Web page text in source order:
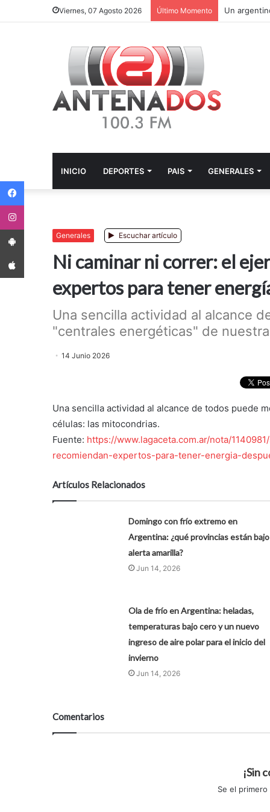
Viernes, 07 Agosto 2026 Último Momento
INICIO DEPORTES PAIS GENERALES
Generales Escuchar artículo
Ni caminar ni correr: el
expertos para tener
Una sencilla actividad al alcance
"centrales energéticas" de
14 Junio 2026
Una sencilla actividad al alcance de todos puede
células: las mitocondrias.
Fuente: https://www.lagaceta.com.ar/nota/
recomiendan-expertos-para-tener-energia-
Artículos Relacionados
Domingo con frío extremo en
Argentina: ¿qué provincias están bajo
alerta amarilla?
Jun 14, 2026
Ola de frío en Argentina: heladas,
temperaturas bajo cero y un nuevo
ingreso de aire polar para el inicio del
invierno
Jun 14, 2026
Comentarios
¡Sin
Se el
App Android